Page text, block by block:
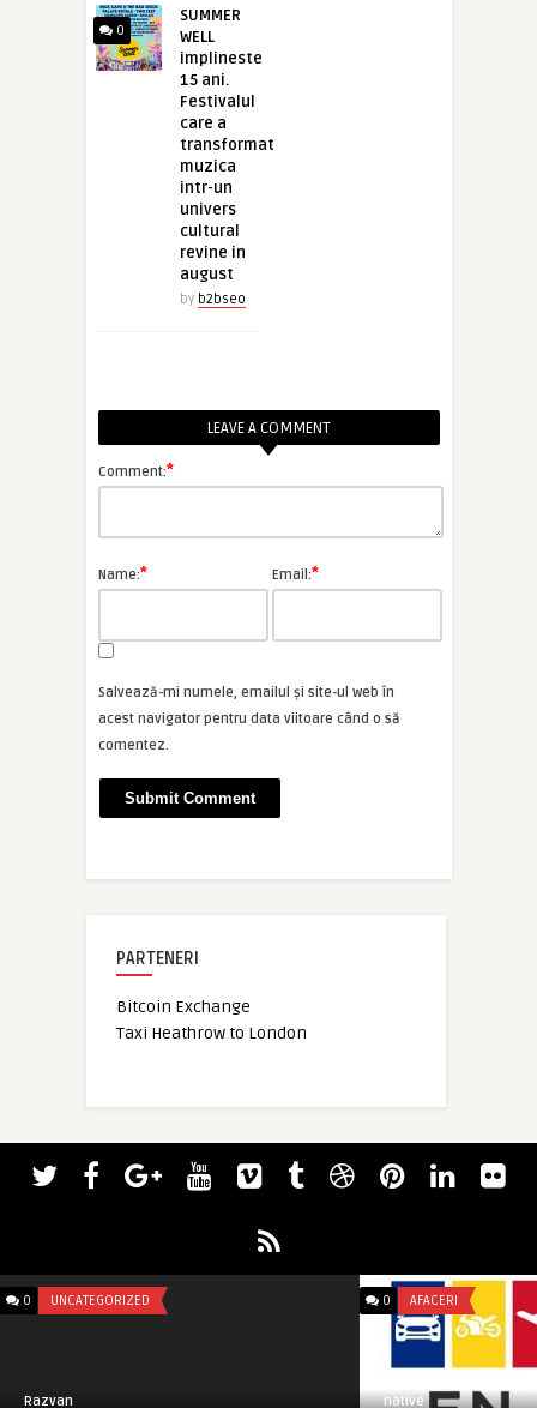
0
SUMMER
WELL
implineste
15 ani.
Festivalul
care a
transformat
muzica
intr-un
univers
cultural
revine in
august
by b2bseo
LEAVE A COMMENT
Comment:*
Name:* Email:*
Salvează-mi numele, emailul și site-ul web în
acest navigator pentru data viitoare când o să
comentez.
PARTENERI
Bitcoin Exchange
Taxi Heathrow to London
0 UNCATEGORIZED
Razvan
0 AFACERI
native